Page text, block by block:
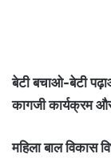
बेटी बचाओ-बेटी
कागजी कार्यक्रम
महिला बाल विकास